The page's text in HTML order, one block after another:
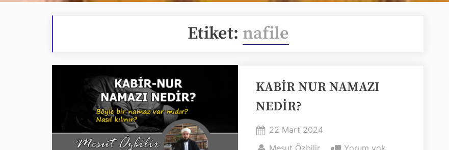
Etiket: nafile
KABİR NUR NAMAZI
NEDİR?
Posted
on
22 Mart 2024
By
KABİR